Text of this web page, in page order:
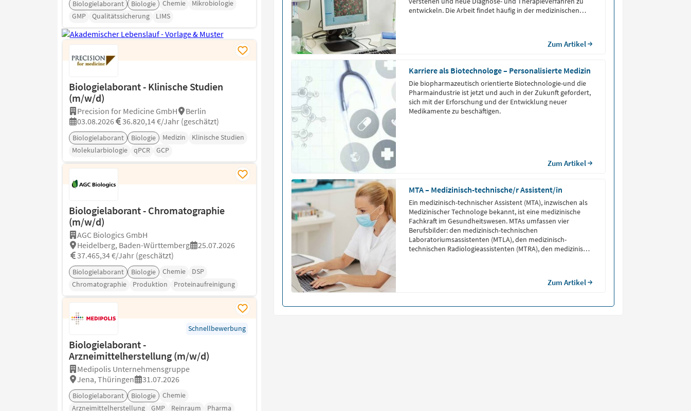
Biologielaborant Biologie Chemie
Mikrobiologie
GMP
Qualitätssicherung LIMS
Biologielaborant - Klinische Studien
(m/w/d)
Precision for Medicine GmbH
Berlin
03.08.2026
36.820,14 €/Jahr (geschätzt)
Biologielaborant Biologie Medizin
Klinische Studien
Molekularbiologie
qPCR GCP
Biologielaborant - Chromatographie
(m/w/d)
AGC Biologics GmbH
Heidelberg, Baden-Württemberg
25.07.2026
37.465,34 €/Jahr (geschätzt)
Biologielaborant Biologie Chemie
DSP
Chromatographie
Produktion Proteinaufreinigung
Schnellbewerbung
Biologielaborant -
Arzneimittelherstellung (m/w/d)
Medipolis Unternehmensgruppe
Jena, Thüringen
31.07.2026
Biologielaborant Biologie
Chemie
Arzneimittelherstellung
GMP Reinraum Pharma
entwickeln. Die Arbeit findet häufig in der medizinischen
Zum Artikel
Karriere als Biotechnologe – Personalisierte Medizin
Die biopharmazeutisch orientierte Biotechnologie-und die
Pharmaindustrie ist jetzt und auch in der Zukunft gefordert,
sich mit der Erforschung und der Entwicklung neuer
Medikamente zu beschäftigen.
Zum Artikel
MTA – Medizinisch-technische/r Assistent/in
Ein medizinisch-technischer Assistent (MTA), inzwischen als
Medizinischer Technologe bekannt, ist eine medizinische
Fachkraft im Gesundheitswesen. MTAs umfassen vier
Berufsbilder: den medizinisch-technischen
Laboratoriumsassistenten (MTLA), den medizinisch-
technischen Radiologieassistenten (MTRA), den medizinisch-
Zum Artikel